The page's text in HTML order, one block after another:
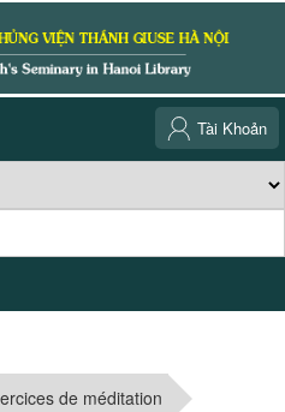
Tài Khoản
de méditation